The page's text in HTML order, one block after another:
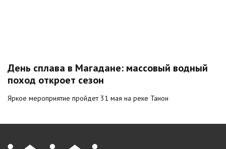
День сплава в Магадане: массовый водный
поход откроет сезон
Яркое мероприятие пройдет 31 мая на реке Танон